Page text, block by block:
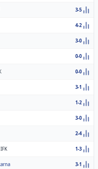
3-5
4-2
3-0
0-0
0-0
3-1
1-2
3-0
2-4
IFK 1-3
3-1